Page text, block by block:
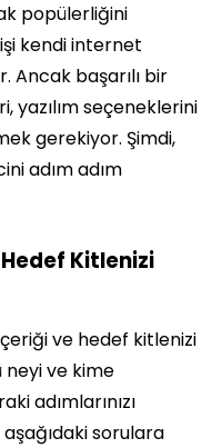
popülerliğini
kendi internet
Ancak başarılı bir
yazılım seçeneklerini
gerekiyor. Şimdi,
adım adım
Kitlenizi
ve hedef kitlenizi
ve kime
adımlarınızı
sorulara